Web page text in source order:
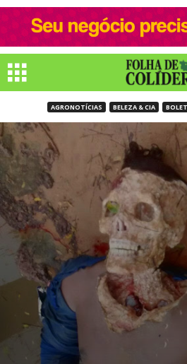
AGRONOTÍCIAS BELEZA & CIA